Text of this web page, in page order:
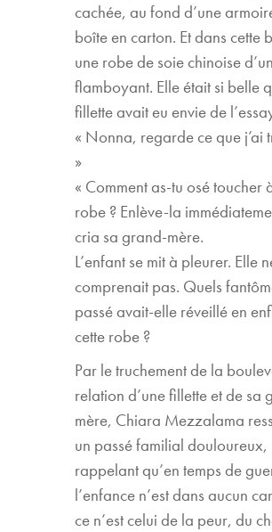
cachée, au fond d’une
boîte en carton. Et dans cette
une robe de soie chinoise
flamboyant. Elle était si belle
fillette avait eu envie de
« Nonna, regarde ce que j’ai
»
« Comment as-tu osé toucher
robe ? Enlève-la
cria sa grand-mère.
L’enfant se mit à pleurer. Elle
comprenait pas. Quels
passé avait-elle réveillé en
cette robe ?
Par le truchement de la
relation d’une fillette et de sa
mère, Chiara Mezzalama
un passé familial douloureux,
rappelant qu’en temps de
l’enfance n’est dans aucun
ce n’est celui de la peur, du